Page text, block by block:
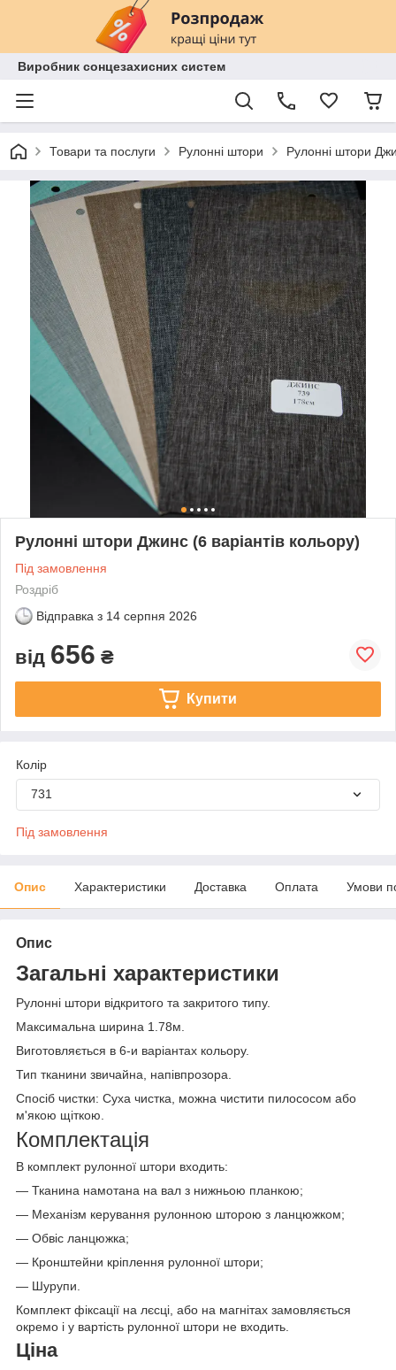
Виробник сонцезахисних систем
Товари та послуги Рулонні штори Рулонні штори
Рулонні штори Джинс (6 варіантів кольору)
Під замовлення
Роздріб
Відправка з 14 серпня 2026
від 656 ₴
Купити
Колір
731
Під замовлення
Опис Характеристики Доставка Оплата Умови
Опис
Загальні характеристики
Рулонні штори відкритого та закритого типу.
Максимальна ширина 1.78м.
Виготовляється в 6-и варіантах кольору.
Тип тканини звичайна, напівпрозора.
Спосіб чистки: Суха чистка, можна чистити пилососом або
м'якою щіткою.
Комплектація
В комплект рулонної штори входить:
— Тканина намотана на вал з нижньою планкою;
— Механізм керування рулонною шторою з ланцюжком;
— Обвіс ланцюжка;
— Кронштейни кріплення рулонної штори;
— Шурупи.
Комплект фіксації на лєсці, або на магнітах замовляється
окремо і у вартість рулонної штори не входить.
Ціна